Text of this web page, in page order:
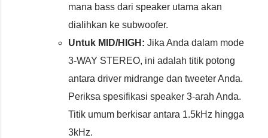
mana bass dari speaker utama akan
dialihkan ke subwoofer.
Untuk MID/HIGH: Jika Anda dalam mode
3-WAY STEREO, ini adalah titik potong
antara driver midrange dan tweeter Anda.
Periksa spesifikasi speaker 3-arah Anda.
Titik umum berkisar antara 1.5kHz hingga
3kHz.